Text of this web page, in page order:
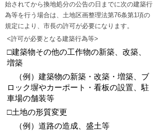
始されてから換地処分の公告の日までに次の建築行
為等を行う場合は、土地区画整理法第76条第1項の
規定により、市長の許可が必要になります。
<許可が必要となる建築行為等>
□建築物その他の工作物の新築、改築、
増築
（例）建築物の新築・改築・増築、ブ
ロック塀やカーポート・看板の設置、駐
車場の舗装等
□土地の形質変更
（例）道路の造成、盛土等